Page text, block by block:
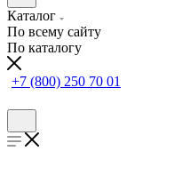
Каталог
По всему сайту
По каталогу
+7 (800) 250 70 01